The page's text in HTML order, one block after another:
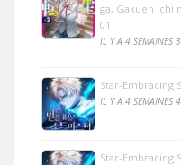
ga, Gakuen Ichi
01
IL Y A 4 SEMAINES
Star-Embracing
IL Y A 4 SEMAINES
Star-Embracing